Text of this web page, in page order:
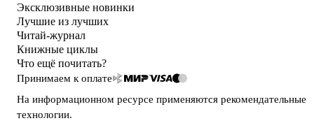
Эксклюзивные новинки
Лучшие из лучших
Читай-журнал
Книжные циклы
Что ещё почитать?
Принимаем к оплате
На информационном ресурсе применяются рекомендательные
технологии.